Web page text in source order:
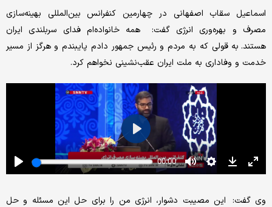
اسماعیل سقاب اصفهانی در چهارمین کنفرانس بین‌المللی بهینه‌سازی
مصرف و بهره‌وری انرژی گفت: همه خانواده‌ام فدای سربلندی ایران
هستند. به قولی که به مردم و رئیس جمهور دادم پایبندم و هرگز از مسیر
خدمت و وفاداری به ملت ایران عقب‌نشینی نخواهم کرد.
وی گفت: این مصیبت دشوار، انرژی من را برای حل این مسئله و حل